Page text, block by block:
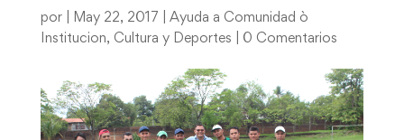
por May 22, 2017
Ayuda a Comunidad ò
Institucion, Cultura y Deportes 0 Comentarios